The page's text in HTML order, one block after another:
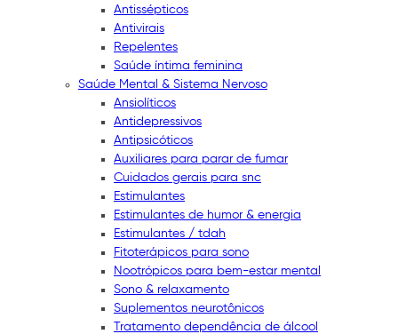
Antissépticos
Antivirais
Repelentes
Saúde íntima feminina
Saúde Mental & Sistema Nervoso
Ansiolíticos
Antidepressivos
Antipsicóticos
Auxiliares para parar de fumar
Cuidados gerais para snc
Estimulantes
Estimulantes de humor & energia
Estimulantes / tdah
Fitoterápicos para sono
Nootrópicos para bem-estar mental
Sono & relaxamento
Suplementos neurotônicos
Tratamento dependência de álcool